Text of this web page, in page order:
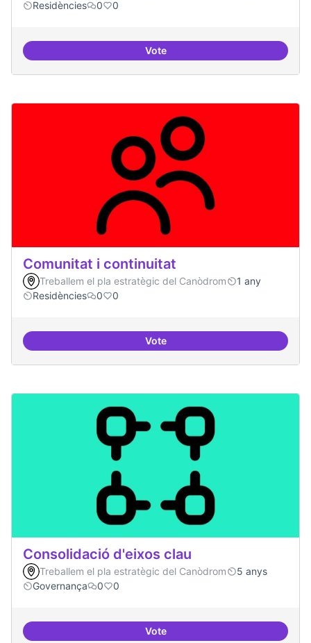
Residències
0 0
VoteBBDD treballada i sòlida
Comunitat i continuitat
Treballem el pla estratègic del Canòdrom
1 any
Residències
0 0
VoteComunitat i continuitat
Consolidació d'eixos clau
Treballem el pla estratègic del Canòdrom
5 anys
Governança
0 0
VoteConsolidació d'eixos clau